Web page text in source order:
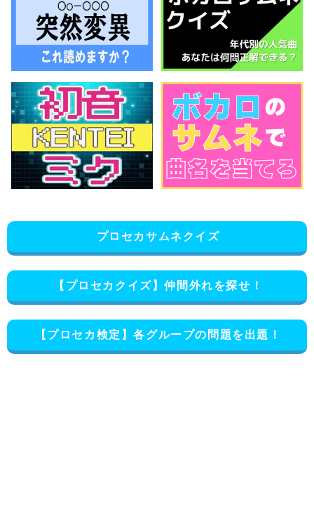
プロセカサムネクイズ
【プロセカクイズ】仲間外れを探せ！
【プロセカ検定】各グループの問題を出題！